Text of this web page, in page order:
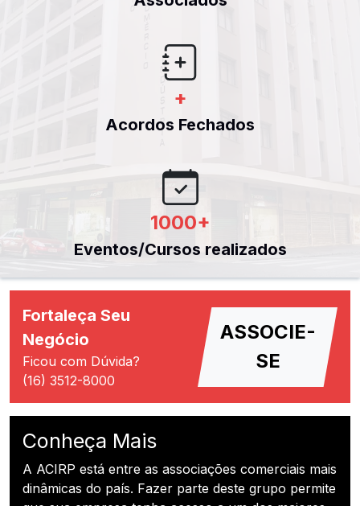
+
Acordos Fechados
1000+
Eventos/Cursos realizados
Fortaleça Seu
Negócio
Ficou com Dúvida?
(16) 3512-8000
ASSOCIE-
SE
Conheça Mais
A ACIRP está entre as associações comerciais mais
dinâmicas do país. Fazer parte deste grupo permite